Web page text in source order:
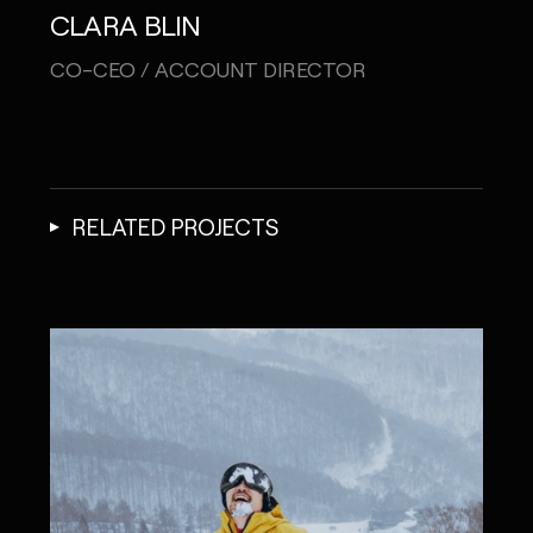
CLARA BLIN
CO-CEO / ACCOUNT DIRECTOR
RELATED PROJECTS